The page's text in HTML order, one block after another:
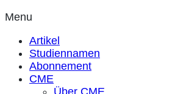
Menu
Artikel
Studiennamen
Abonnement
CME
Über CME